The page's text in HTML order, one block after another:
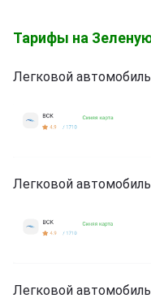
Тарифы на
Легковой
Легковой
Легковой